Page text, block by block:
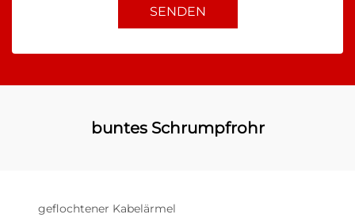
SENDEN
buntes Schrumpfrohr
geflochtener Kabelärmel